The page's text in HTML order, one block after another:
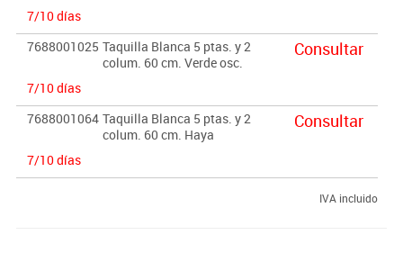
7/10 días
7688001025 Taquilla Blanca 5 ptas. y 2
colum. 60 cm. Verde osc.
7/10 días
Consultar
7688001064 Taquilla Blanca 5 ptas. y 2
colum. 60 cm. Haya
7/10 días
Consultar
IVA incluido